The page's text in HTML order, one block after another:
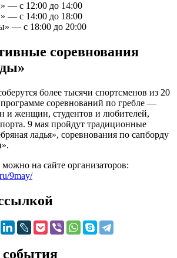
— с 12:00 до 14:00
— с 14:00 до 18:00
— с 18:00 до 20:00
соревнования
более тысячи спортсменов из 20
соревнований по гребле —
и женщин, студентов и любителей,
9 мая пройдут традиционные
ладья», соревнования по сапборду
на сайте организаторов:
9may/